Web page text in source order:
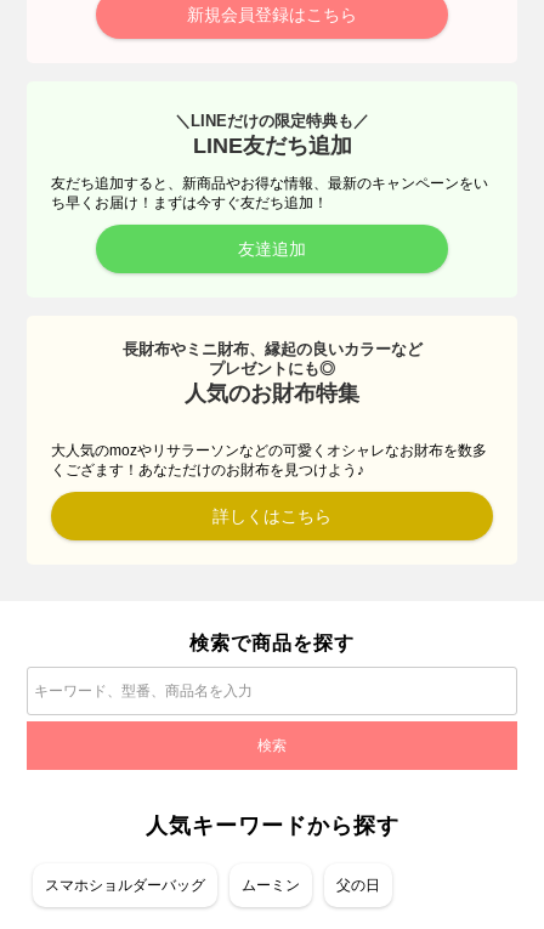
新規会員登録はこちら
＼LINEだけの限定特典も／
LINE友だち追加
友だち追加すると、新商品やお得な情報、最新のキャンペーンをい
ち早くお届け！まずは今すぐ友だち追加！
友達追加
長財布やミニ財布、縁起の良いカラーなど
プレゼントにも◎
人気のお財布特集
大人気のmozやリサラーソンなどの可愛くオシャレなお財布を数多
くござます！あなただけのお財布を見つけよう♪
詳しくはこちら
検索で商品を探す
人気キーワードから探す
スマホショルダーバッグ ムーミン 父の日